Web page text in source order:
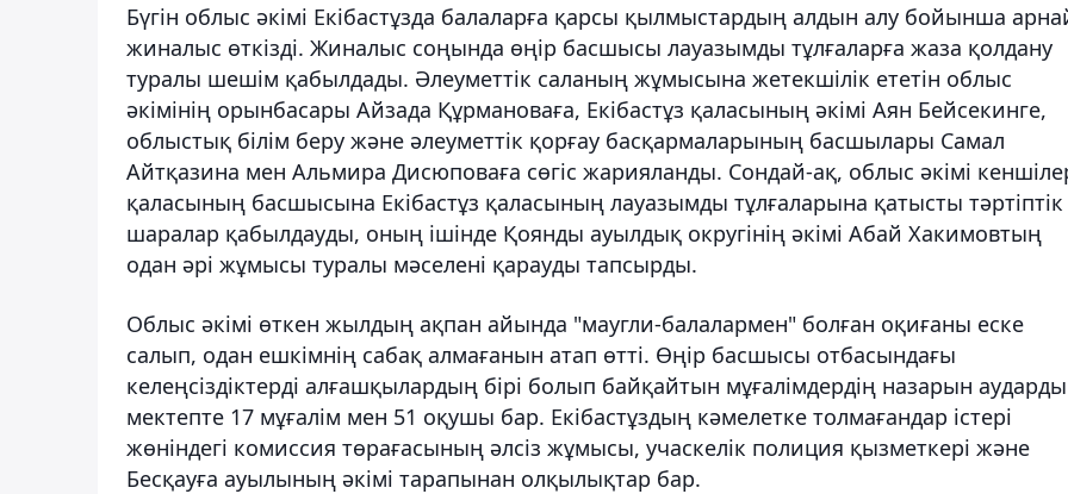
Бүгін облыс әкімі Екібастұзда балаларға қарсы қылмыстардың алдын алу бойынша
жиналыс өткізді. Жиналыс соңында өңір басшысы лауазымды тұлғаларға жаза қолдану
туралы шешім қабылдады. Әлеуметтік саланың жұмысына жетекшілік ететін облыс
әкімінің орынбасары Айзада Құрмановаға, Екібастұз қаласының әкімі Аян Бейсекинге,
облыстық білім беру және әлеуметтік қорғау басқармаларының басшылары Самал
Айтқазина мен Альмира Дисюповаға сөгіс жарияланды. Сондай-ақ, облыс әкімі
қаласының басшысына Екібастұз қаласының лауазымды тұлғаларына қатысты тәртіптік
шаралар қабылдауды, оның ішінде Қоянды ауылдық округінің әкімі Абай Хакимовтың
одан әрі жұмысы туралы мәселені қарауды тапсырды.
Облыс әкімі өткен жылдың ақпан айында "маугли-балалармен" болған оқиғаны еске
салып, одан ешкімнің сабақ алмағанын атап өтті. Өңір басшысы отбасындағы
келеңсіздіктерді алғашқылардың бірі болып байқайтын мұғалімдердің назарын
мектепте 17 мұғалім мен 51 оқушы бар. Екібастұздың кәмелетке толмағандар істері
жөніндегі комиссия төрағасының әлсіз жұмысы, учаскелік полиция қызметкері және
Бесқауға ауылының әкімі тарапынан олқылықтар бар.